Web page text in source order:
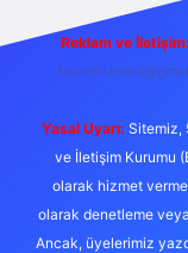
Reklam ve İletişim:
Yasal Uyarı: Sitemiz,
ve İletişim Kurumu
olarak hizmet
olarak denetleme
Ancak, üyelerimiz